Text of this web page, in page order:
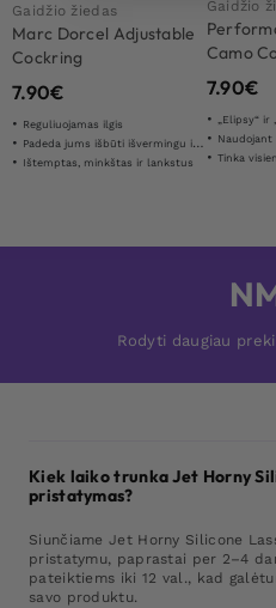
Gaidžio žiedas
Marc Dorcel Adjustable
Cockring
7.90€
Reguliuojamas ilgis
Padeda jums išbūti išvermingu ilgiau
Ištemptas, minkštas ir lankstus
Gaidžio
Camo
7.90€
„Elipsy“ ir
Naudojant
Tinka
Rodyti daugiau
Kiek laiko trunka Jet Horny
pristatymas?
Siunčiame Jet Horny Silicone
pristatymu, paprastai per 2–4
pateiktiems iki 12 val., kad
savo produktu.